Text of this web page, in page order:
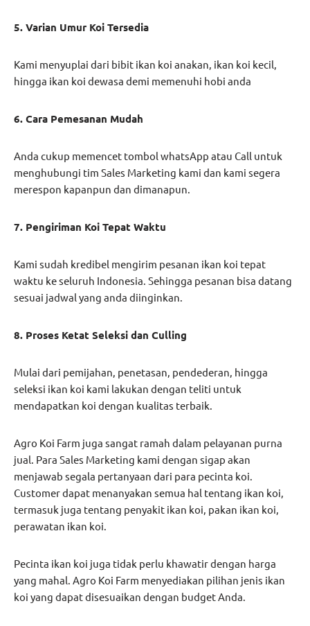
5. Varian Umur Koi Tersedia
Kami menyuplai dari bibit ikan koi anakan, ikan koi kecil,
hingga ikan koi dewasa demi memenuhi hobi anda
6. Cara Pemesanan Mudah
Anda cukup memencet tombol whatsApp atau Call untuk
menghubungi tim Sales Marketing kami dan kami segera
merespon kapanpun dan dimanapun.
7. Pengiriman Koi Tepat Waktu
Kami sudah kredibel mengirim pesanan ikan koi tepat
waktu ke seluruh Indonesia. Sehingga pesanan bisa datang
sesuai jadwal yang anda diinginkan.
8. Proses Ketat Seleksi dan Culling
Mulai dari pemijahan, penetasan, pendederan, hingga
seleksi ikan koi kami lakukan dengan teliti untuk
mendapatkan koi dengan kualitas terbaik.
Agro Koi Farm juga sangat ramah dalam pelayanan purna
jual. Para Sales Marketing kami dengan sigap akan
menjawab segala pertanyaan dari para pecinta koi.
Customer dapat menanyakan semua hal tentang ikan koi,
termasuk juga tentang penyakit ikan koi, pakan ikan koi,
perawatan ikan koi.
Pecinta ikan koi juga tidak perlu khawatir dengan harga
yang mahal. Agro Koi Farm menyediakan pilihan jenis ikan
koi yang dapat disesuaikan dengan budget Anda.